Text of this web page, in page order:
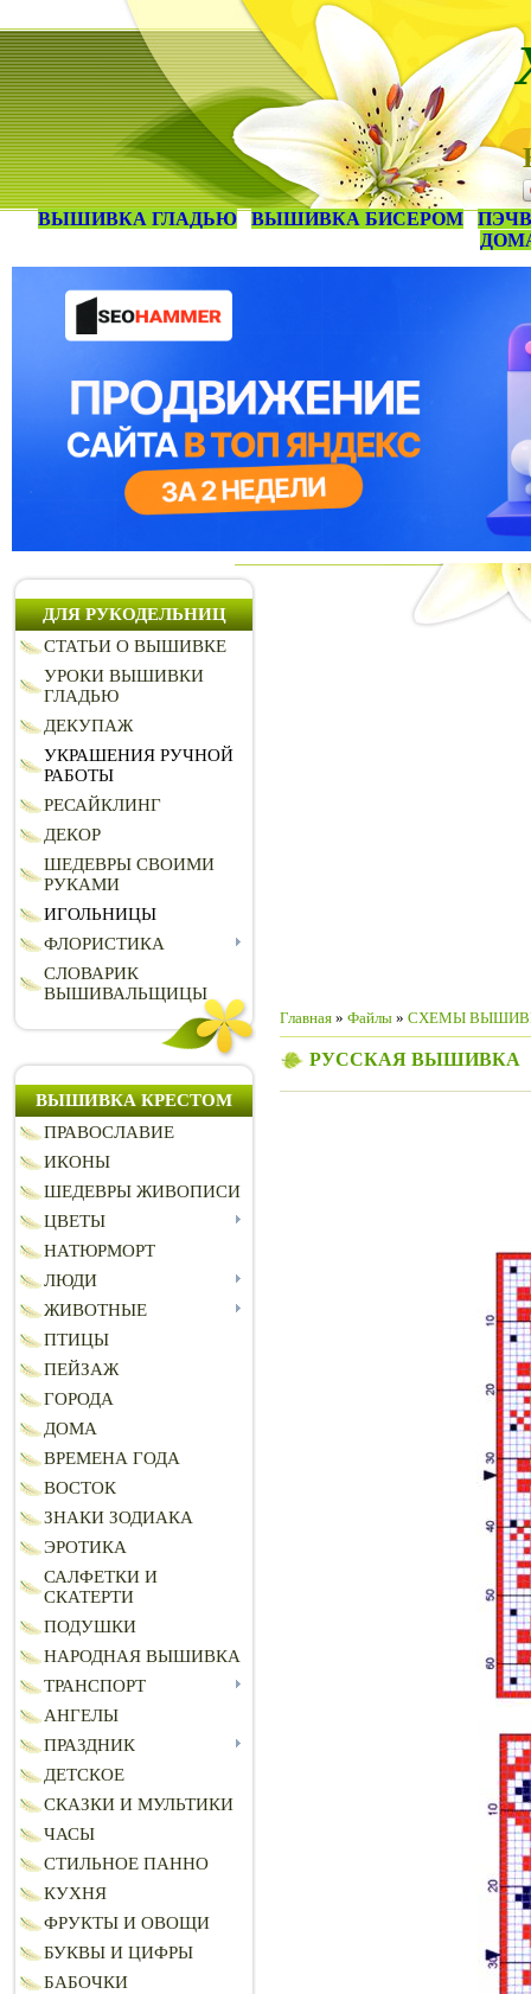
ВЫШИВКА ГЛАДЬЮ ВЫШИВКА БИСЕРОМ
ДЛЯ РУКОДЕЛЬНИЦ
СТАТЬИ О ВЫШИВКЕ
УРОКИ ВЫШИВКИ
ГЛАДЬЮ
ДЕКУПАЖ
УКРАШЕНИЯ РУЧНОЙ
РАБОТЫ
РЕСАЙКЛИНГ
ДЕКОР
ШЕДЕВРЫ СВОИМИ
РУКАМИ
ИГОЛЬНИЦЫ
ФЛОРИСТИКА
СЛОВАРИК
ВЫШИВАЛЬЩИЦЫ
ВЫШИВКА КРЕСТОМ
ПРАВОСЛАВИЕ
ИКОНЫ
ШЕДЕВРЫ ЖИВОПИСИ
ЦВЕТЫ
НАТЮРМОРТ
ЛЮДИ
ЖИВОТНЫЕ
ПТИЦЫ
ПЕЙЗАЖ
ГОРОДА
ДОМА
ВРЕМЕНА ГОДА
ВОСТОК
ЗНАКИ ЗОДИАКА
ЭРОТИКА
САЛФЕТКИ И
СКАТЕРТИ
ПОДУШКИ
НАРОДНАЯ ВЫШИВКА
ТРАНСПОРТ
АНГЕЛЫ
ПРАЗДНИК
ДЕТСКОЕ
СКАЗКИ И МУЛЬТИКИ
ЧАСЫ
СТИЛЬНОЕ ПАННО
КУХНЯ
ФРУКТЫ И ОВОЩИ
БУКВЫ И ЦИФРЫ
БАБОЧКИ
Главная » Файлы » СХЕМЫ
РУССКАЯ ВЫШИВКА